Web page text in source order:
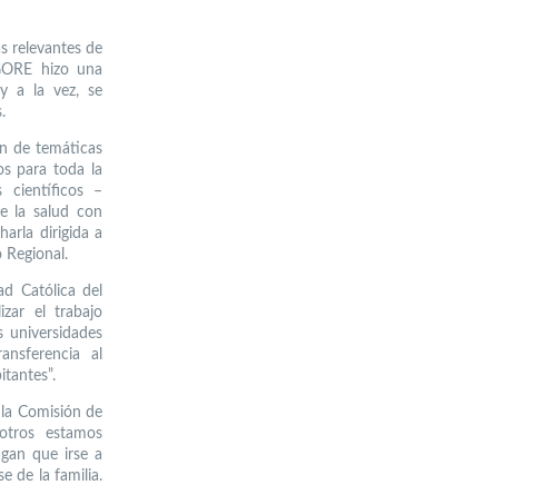
relevantes de
hizo una
a la vez, se
de temáticas
para toda la
científicos –
la salud con
dirigida a
Regional.
Católica del
el trabajo
al
Comisión de
estamos
que irse a
de la familia.